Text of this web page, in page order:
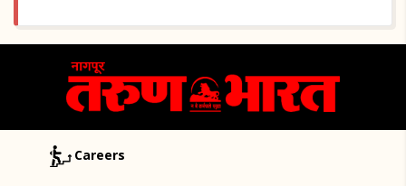
Careers